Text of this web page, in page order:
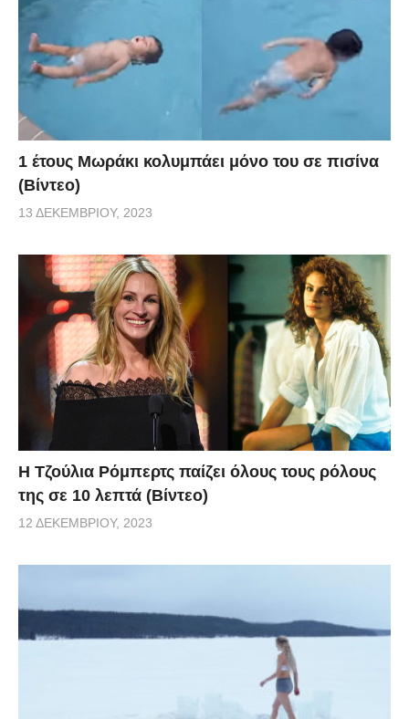
1 έτους Μωράκι κολυμπάει μόνο του σε πισίνα
(Βίντεο)
13 ΔΕΚΕΜΒΡΊΟΥ, 2023
Η Τζούλια Ρόμπερτς παίζει όλους τους ρόλους
της σε 10 λεπτά (Βίντεο)
12 ΔΕΚΕΜΒΡΊΟΥ, 2023